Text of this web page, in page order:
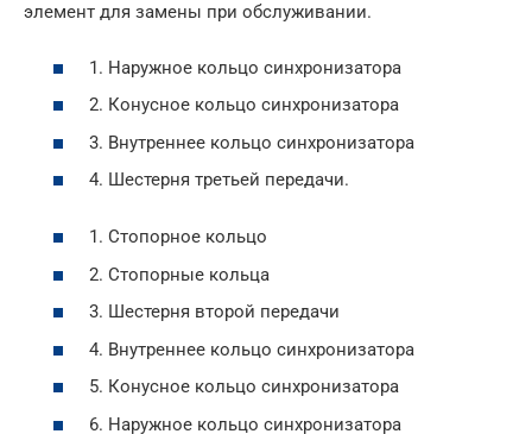
элемент для замены при обслуживании.
1. Наружное кольцо синхронизатора
2. Конусное кольцо синхронизатора
3. Внутреннее кольцо синхронизатора
4. Шестерня третьей передачи.
1. Стопорное кольцо
2. Стопорные кольца
3. Шестерня второй передачи
4. Внутреннее кольцо синхронизатора
5. Конусное кольцо синхронизатора
6. Наружное кольцо синхронизатора